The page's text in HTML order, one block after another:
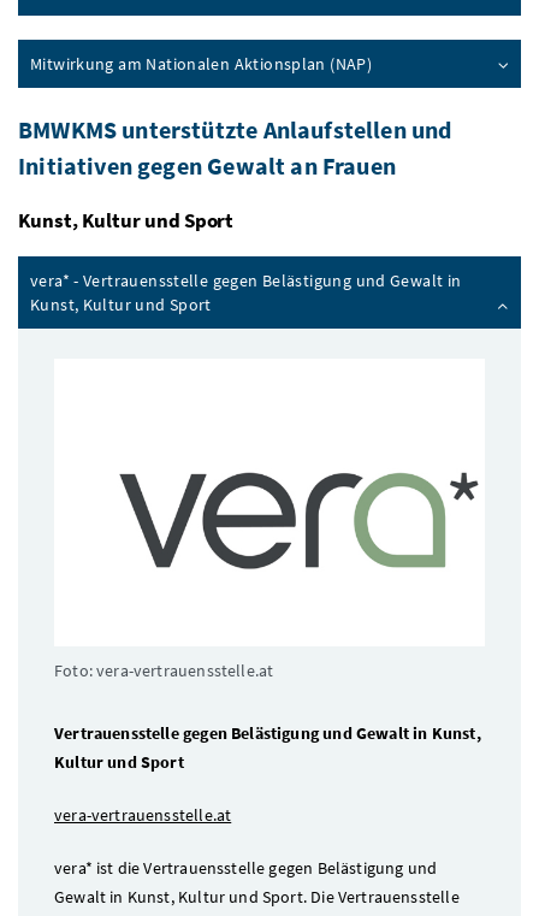
Mitwirkung am Nationalen Aktionsplan (NAP)
BMWKMS unterstützte Anlaufstellen und
Initiativen gegen Gewalt an Frauen
Kunst, Kultur und Sport
vera* - Vertrauensstelle gegen Belästigung und Gewalt in
Kunst, Kultur und Sport
Foto: vera-vertrauensstelle.at
Vertrauensstelle gegen Belästigung und Gewalt in Kunst,
Kultur und Sport
vera-vertrauensstelle.at
vera* ist die Vertrauensstelle gegen Belästigung und
Gewalt in Kunst, Kultur und Sport. Die Vertrauensstelle